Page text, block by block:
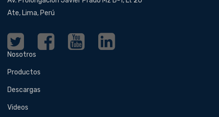
Ate, Lima, Perú
Nosotros
Productos
Descargas
Videos